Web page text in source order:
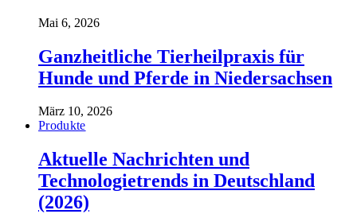
Mai 6, 2026
Ganzheitliche Tierheilpraxis für
Hunde und Pferde in Niedersachsen
März 10, 2026
Produkte
Aktuelle Nachrichten und
Technologietrends in Deutschland
(2026)